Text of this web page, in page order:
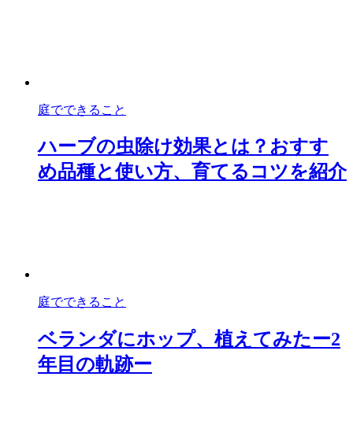
庭でできること
ハーブの虫除け効果とは？おすす
め品種と使い方、育てるコツを紹介
庭でできること
ベランダにホップ、植えてみたー2
年目の軌跡ー